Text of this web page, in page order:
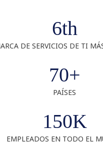
6th
DE SERVICIOS DE TI
70+
PAÍSES
150K
EMPLEADOS EN TODO EL